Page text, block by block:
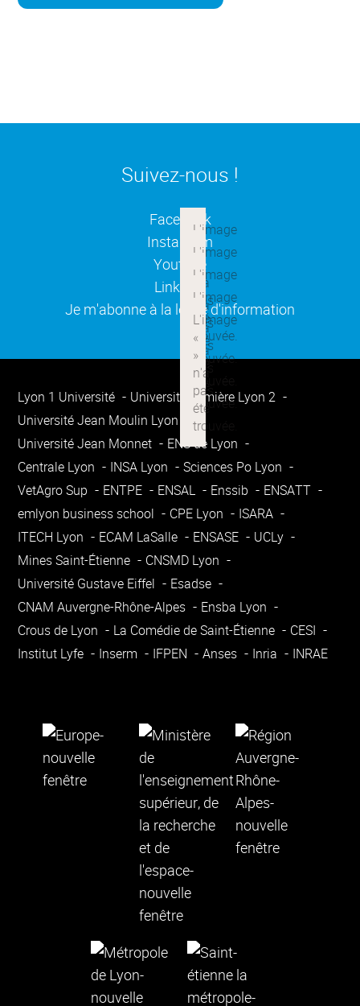
Suivez-nous !
Facebook
(ouverture dans une
Instagram(ouverture dans une
Youtube(ouverture dans une
Linkedin
(ouverture dans une
Je m'abonne à la lettre d'information
(ouverture dans une
Lyon 1 Université
Université Lumière Lyon 2
Université Jean Moulin Lyon 3
Université Jean Monnet
ENS de Lyon
Centrale Lyon
INSA Lyon
Sciences Po Lyon
VetAgro Sup
ENTPE ENSAL Enssib
ENSATT
emlyon business school
CPE Lyon
ISARA
ITECH Lyon
ECAM LaSalle ENSASE
UCLy
Mines Saint-Étienne
CNSMD Lyon
Université Gustave Eiffel
Esadse
CNAM Auvergne-Rhône-Alpes
Ensba Lyon
Crous de Lyon
La Comédie de Saint-Étienne
CESI
Institut Lyfe
Inserm IFPEN Anses Inria INRAE